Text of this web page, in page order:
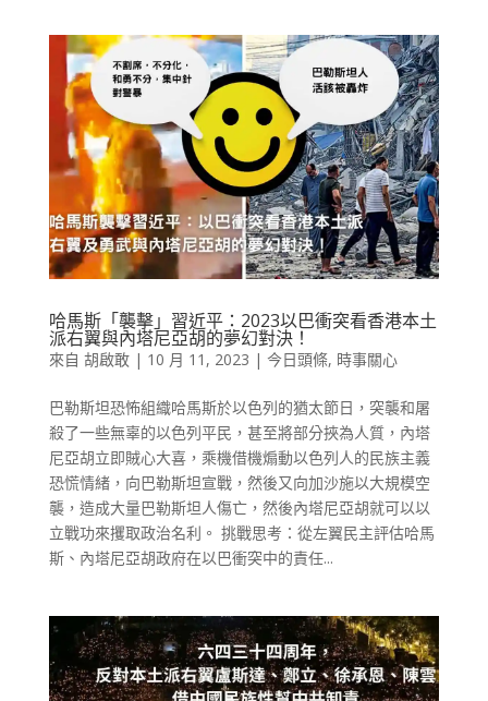
哈馬斯「襲擊」習近平：2023以巴衝突看香港本土
派右翼與內塔尼亞胡的夢幻對決！
來自 胡啟敢| 10 月 11, 2023 | 今日頭條, 時事關心
巴勒斯坦恐怖組織哈馬斯於以色列的猶太節日，突襲和屠
殺了一些無辜的以色列平民，甚至將部分挾為人質，內塔
尼亞胡立即賊心大喜，乘機借機煽動以色列人的民族主義
恐慌情緒，向巴勒斯坦宣戰，然後又向加沙施以大規模空
襲，造成大量巴勒斯坦人傷亡，然後內塔尼亞胡就可以以
立戰功來攫取政治名利。 挑戰思考：從左翼民主評估哈馬
斯、內塔尼亞胡政府在以巴衝突中的責任...